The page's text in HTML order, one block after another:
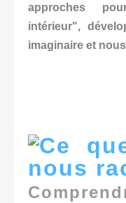
approches
intérieur",
imaginaire et